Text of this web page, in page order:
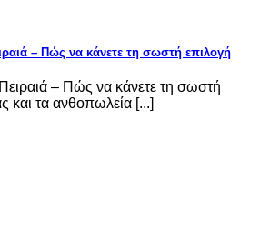
– Πώς να κάνετε τη σωστή επιλογή
– Πώς να κάνετε τη σωστή
και τα ανθοπωλεία [...]